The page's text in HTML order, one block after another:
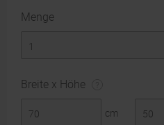
Menge
Breite x Höhe
cm